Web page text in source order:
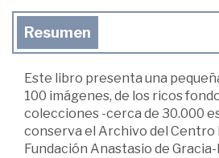
Resumen
Este libro presenta una
100 imágenes, de los ricos
colecciones -cerca de 30.000
conserva el Archivo del Centro
Fundación Anastasio de Gracia-